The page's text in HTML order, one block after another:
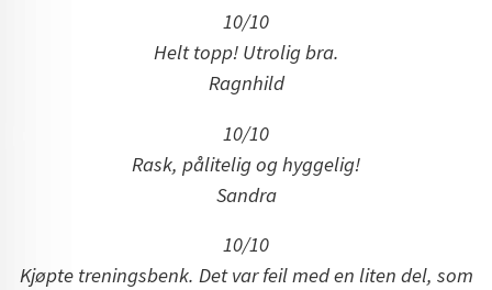
10/10
Helt topp! Utrolig bra.
Ragnhild
10/10
Rask, pålitelig og hyggelig!
Sandra
10/10
Kjøpte treningsbenk. Det var feil med en liten del, som